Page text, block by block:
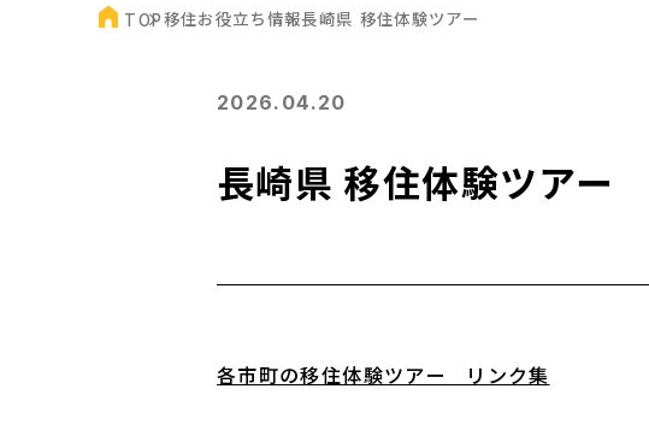
TOP移住お役立ち情報長崎県 移住体験ツアー
2026.04.20
長崎県 移住体験ツアー
各市町の移住体験ツアー リンク集